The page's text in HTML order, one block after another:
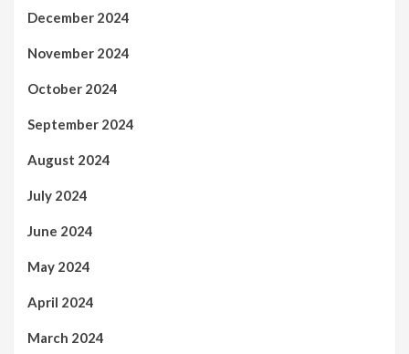
December 2024
November 2024
October 2024
September 2024
August 2024
July 2024
June 2024
May 2024
April 2024
March 2024